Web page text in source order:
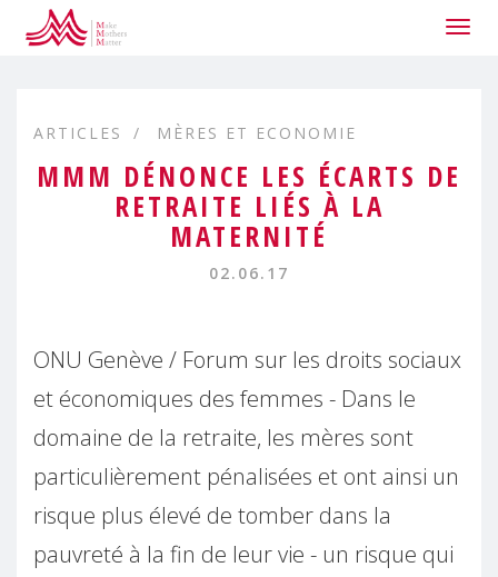
ARTICLES MÈRES ET ECONOMIE
MMM DÉNONCE LES ÉCARTS DE
RETRAITE LIÉS À LA
MATERNITÉ
02.06.17
ONU Genève / Forum sur les droits sociaux
et économiques des femmes - Dans le
domaine de la retraite, les mères sont
particulièrement pénalisées et ont ainsi un
risque plus élevé de tomber dans la
pauvreté à la fin de leur vie - un risque qui